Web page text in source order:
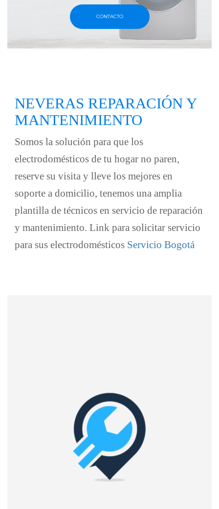
CONTACTO
NEVERAS REPARACIÓN Y
MANTENIMIENTO
Somos la solución para que los
electrodomésticos de tu hogar no paren,
reserve su visita y lleve los mejores en
soporte a domicilio, tenemos una amplia
plantilla de técnicos en servicio de reparación
y mantenimiento. Link para solicitar servicio
para sus electrodomésticos Servicio Bogotá